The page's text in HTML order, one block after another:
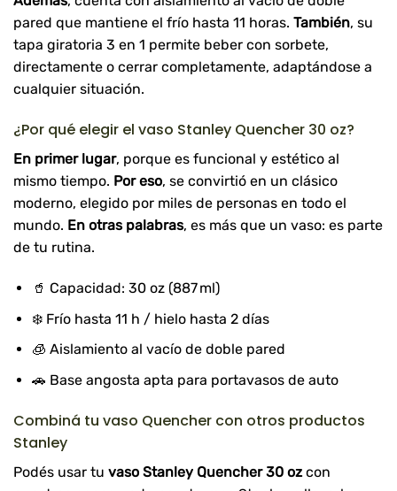
pared que mantiene el frío hasta 11 horas. También, su
tapa giratoria 3 en 1 permite beber con sorbete,
directamente o cerrar completamente, adaptándose a
cualquier situación.
¿Por qué elegir el vaso Stanley Quencher 30 oz?
En primer lugar, porque es funcional y estético al
mismo tiempo. Por eso, se convirtió en un clásico
moderno, elegido por miles de personas en todo el
mundo. En otras palabras, es más que un vaso: es parte
de tu rutina.
🥤 Capacidad: 30 oz (887 ml)
❄️ Frío hasta 11 h / hielo hasta 2 días
🧊 Aislamiento al vacío de doble pared
🚗 Base angosta apta para portavasos de auto
Combiná tu vaso Quencher con otros productos
Stanley
Podés usar tu vaso Stanley Quencher 30 ozcon